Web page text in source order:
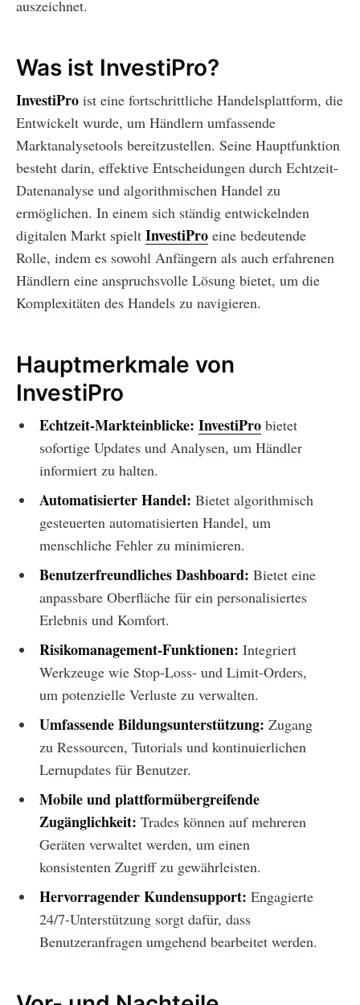
auszeichnet.
Was ist InvestiPro?
InvestiPro ist eine fortschrittliche Handelsplattform, die
Entwickelt wurde, um Händlern umfassende
Marktanalysetools bereitzustellen. Seine Hauptfunktion
besteht darin, effektive Entscheidungen durch Echtzeit-
Datenanalyse und algorithmischen Handel zu
ermöglichen. In einem sich ständig entwickelnden
digitalen Markt spielt InvestiPro eine bedeutende
Rolle, indem es sowohl Anfängern als auch erfahrenen
Händlern eine anspruchsvolle Lösung bietet, um die
Komplexitäten des Handels zu navigieren.
Hauptmerkmale von
InvestiPro
Echtzeit-Markteinblicke: InvestiProbietet
sofortige Updates und Analysen, um Händler
informiert zu halten.
Automatisierter Handel: Bietet algorithmisch
gesteuerten automatisierten Handel, um
menschliche Fehler zu minimieren.
Benutzerfreundliches Dashboard: Bietet eine
anpassbare Oberfläche für ein personalisiertes
Erlebnis und Komfort.
Risikomanagement-Funktionen: Integriert
Werkzeuge wie Stop-Loss- und Limit-Orders,
um potenzielle Verluste zu verwalten.
Umfassende Bildungsunterstützung: Zugang
zu Ressourcen, Tutorials und kontinuierlichen
Lernupdates für Benutzer.
Mobile und plattformübergreifende
Zugänglichkeit: Trades können auf mehreren
Geräten verwaltet werden, um einen
konsistenten Zugriff zu gewährleisten.
Hervorragender Kundensupport: Engagierte
24/7-Unterstützung sorgt dafür, dass
Benutzeranfragen umgehend bearbeitet werden.